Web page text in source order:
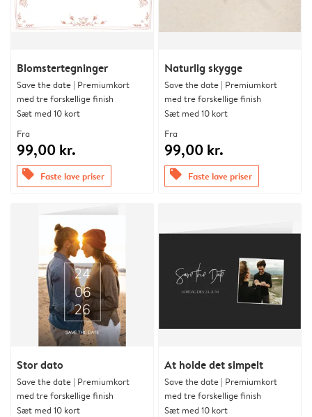
Blomstertegninger
Save the date | Premiumkort
med tre forskellige finish
Sæt med 10 kort
Fra
99,00 kr.
offers Faste lave priser
Naturlig skygge
Save the date | Premiumkort
med tre forskellige finish
Sæt med 10 kort
Fra
99,00 kr.
offers Faste lave priser
Stor dato
Save the date | Premiumkort
med tre forskellige finish
Sæt med 10 kort
At holde det simpelt
Save the date | Premiumkort
med tre forskellige finish
Sæt med 10 kort